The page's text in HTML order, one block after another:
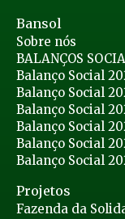
Bansol
Sobre nós
BALANÇOS
Balanço Social
Balanço Social
Balanço Social
Balanço Social
Balanço Social
Balanço Social
Projetos
Fazenda da